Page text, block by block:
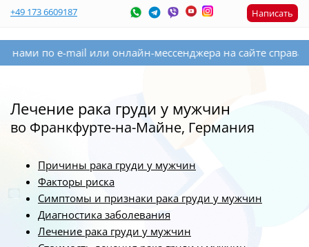
+49 173 6609187 Написать
или онлайн-мессенджера на сайте справа внизу.
Лечение рака груди у мужчин
во Франкфурте-на-Майне, Германия
Причины рака груди у мужчин
Факторы риска
Симптомы и признаки рака груди у мужчин
Диагностика заболевания
Лечение рака груди у мужчин